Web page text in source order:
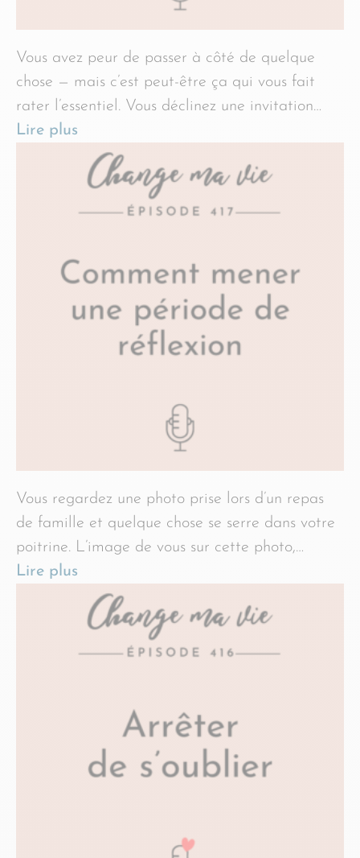
Vous avez peur de passer à côté de quelque
chose — mais c’est peut-être ça qui vous fait
rater l’essentiel. Vous déclinez une invitation…
Lire plus
Vous regardez une photo prise lors d’un repas
de famille et quelque chose se serre dans votre
poitrine. L’image de vous sur cette photo,…
Lire plus